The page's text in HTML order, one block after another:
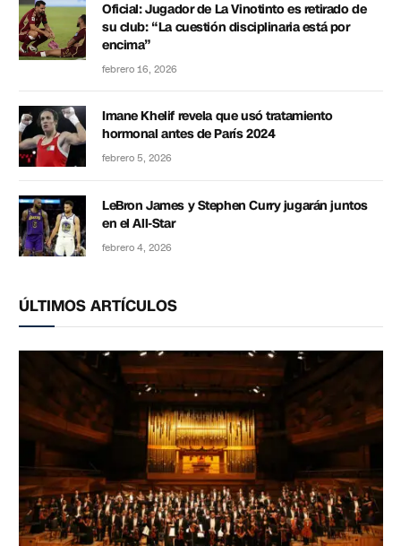
Oficial: Jugador de La Vinotinto es retirado de
su club: “La cuestión disciplinaria está por
encima”
febrero 16, 2026
Imane Khelif revela que usó tratamiento
hormonal antes de París 2024
febrero 5, 2026
LeBron James y Stephen Curry jugarán juntos
en el All-Star
febrero 4, 2026
ÚLTIMOS ARTÍCULOS